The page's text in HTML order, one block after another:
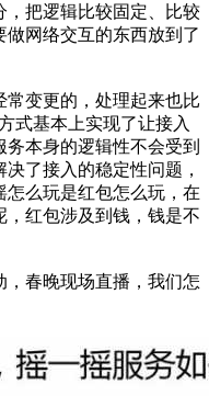
，把逻辑比较固定、比较
网络交互的东西放到了
常变更的，处理起来也比
式基本上实现了让接入
本身的逻辑性不会受到
了接入的稳定性问题，
怎么玩是红包怎么玩，在
红包涉及到钱，钱是不
春晚现场直播，我们怎